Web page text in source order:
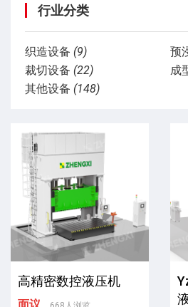
行业分类
织造设备 (9) 预
裁切设备 (22) 成
其他设备 (148)
高精密数控液压机